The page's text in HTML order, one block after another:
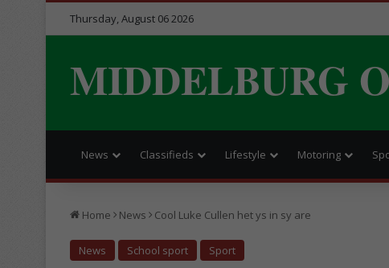
Thursday, August 06 2026
MIDDELBURG
News Classifieds Lifestyle Motoring
Home News Cool Luke Cullen het ys in sy are
News School sport Sport